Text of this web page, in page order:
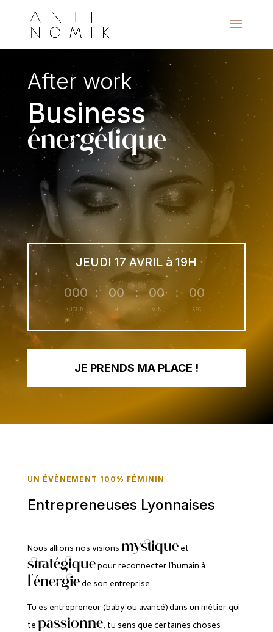
After work
Business
énergétique
JEUDI 17 AVRIL à 19H
000
JOUR
: 00
H
: 00
MIN
: 00
SEC
JE PRENDS MA PLACE !
UN ÉVÈNEMENT 100% FÉMININ
Entrepreneuses Lyonnaises
Nous allions nos visions mystiqueet
stratégiquepour reconnecter l’humain à
l’énergiede son entreprise.
Tu es entrepreneur (baby ou avancé) dans un métier qui
te passionne, tu sens que certaines choses